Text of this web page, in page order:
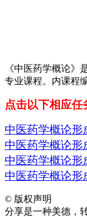
《中医药学概论》
专业课程。内课程
点击以下相应
中医药学概论形
中医药学概论形
中医药学概论形
中医药学概论形
© 版权声明
分享是一种美德，